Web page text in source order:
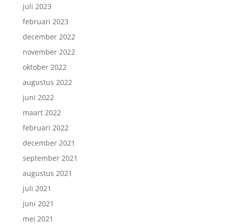
juli 2023
februari 2023
december 2022
november 2022
oktober 2022
augustus 2022
juni 2022
maart 2022
februari 2022
december 2021
september 2021
augustus 2021
juli 2021
juni 2021
mei 2021